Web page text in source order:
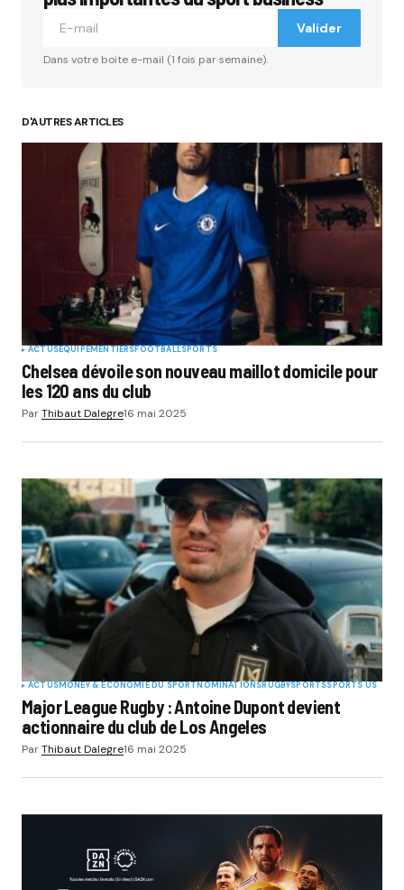
Valider
Dans votre boite e-mail (1 fois par semaine).
D'AUTRES ARTICLES
ACTUSEQUIPEMENTIERSFOOTBALLSPORTS
Chelsea dévoile son nouveau maillot domicile pour
les 120 ans du club
ParThibaut Dalegre16 mai 2025
ACTUSMONEY & ÉCONOMIE DU SPORTNOMINATIONSRUGBYSPORTSSPORTS US
Major League Rugby : Antoine Dupont devient
actionnaire du club de Los Angeles
ParThibaut Dalegre16 mai 2025